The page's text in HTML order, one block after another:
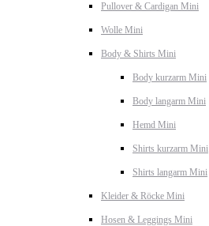
Pullover & Cardigan Mini
Wolle Mini
Body & Shirts Mini
Body kurzarm Mini
Body langarm Mini
Hemd Mini
Shirts kurzarm Mini
Shirts langarm Mini
Kleider & Röcke Mini
Hosen & Leggings Mini